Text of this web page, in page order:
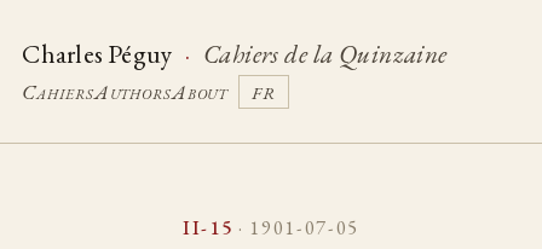
Charles Péguy · Cahiers de la Quinzaine
CahiersAuthorsAbout FR
II-15 · 1901-07-05